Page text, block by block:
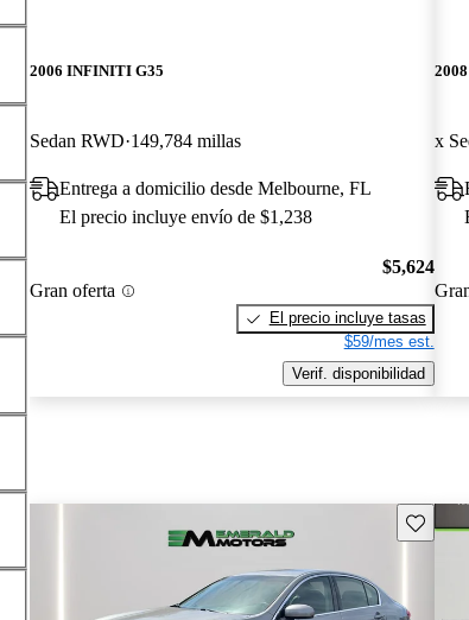
2006 INFINITI G35
Sedan RWD 149,784 millas
Entrega a domicilio desde Melbourne, FL
El precio incluye envío de $1,238
Gran oferta
$5,624
El precio incluye tasas
$59/mes est.
Verif. disponibilidad
x
Guarda